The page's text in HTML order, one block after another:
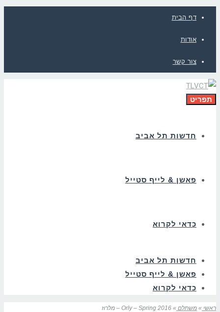
דף הבית
אודות
צור קשר
תפריט
חדשות תל אביב
פאשן & לייף סטייל
כדאי לקרוא
חדשות תל אביב
פאשן & לייף סטייל
כדאי לקרוא
ראשי » משתלם » Orly – Spring 2016 – מלרוז